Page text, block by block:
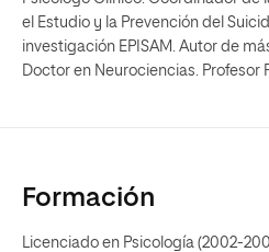
el Estudio y la Prevención del
investigación EPISAM. Autor de
Doctor en Neurociencias. Profesor
Formación
Licenciado en Psicología (2002-